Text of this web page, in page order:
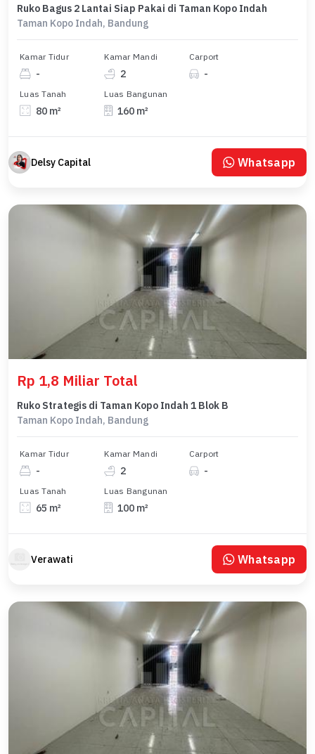
Ruko Bagus 2 Lantai Siap Pakai di Taman Kopo Indah
Taman Kopo Indah, Bandung
Kamar Tidur
-
Kamar Mandi
2
Carport
-
Luas Tanah
80 m²
Luas Bangunan
160 m²
Delsy Capital Whatsapp
Rp 1,8 Miliar Total
Ruko Strategis di Taman Kopo Indah 1 Blok B
Taman Kopo Indah, Bandung
Kamar Tidur
-
Kamar Mandi
2
Carport
-
Luas Tanah
65 m²
Luas Bangunan
100 m²
Verawati Whatsapp